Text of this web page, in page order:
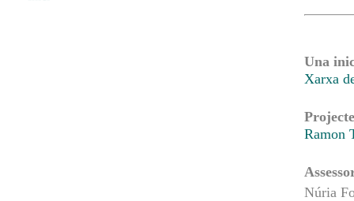
Una
Xarxa
Ramon
Núria